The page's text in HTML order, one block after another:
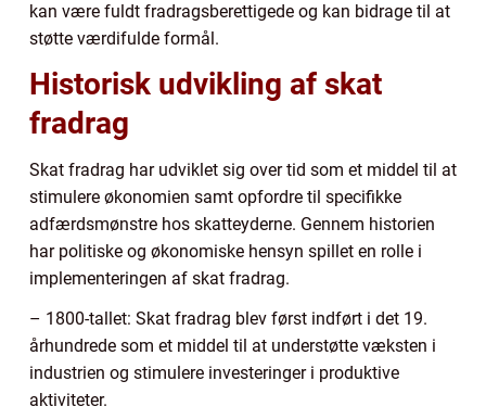
kan være fuldt fradragsberettigede og kan bidrage til at
støtte værdifulde formål.
Historisk udvikling af skat
fradrag
Skat fradrag har udviklet sig over tid som et middel til at
stimulere økonomien samt opfordre til specifikke
adfærdsmønstre hos skatteyderne. Gennem historien
har politiske og økonomiske hensyn spillet en rolle i
implementeringen af skat fradrag.
– 1800-tallet: Skat fradrag blev først indført i det 19.
århundrede som et middel til at understøtte væksten i
industrien og stimulere investeringer i produktive
aktiviteter.